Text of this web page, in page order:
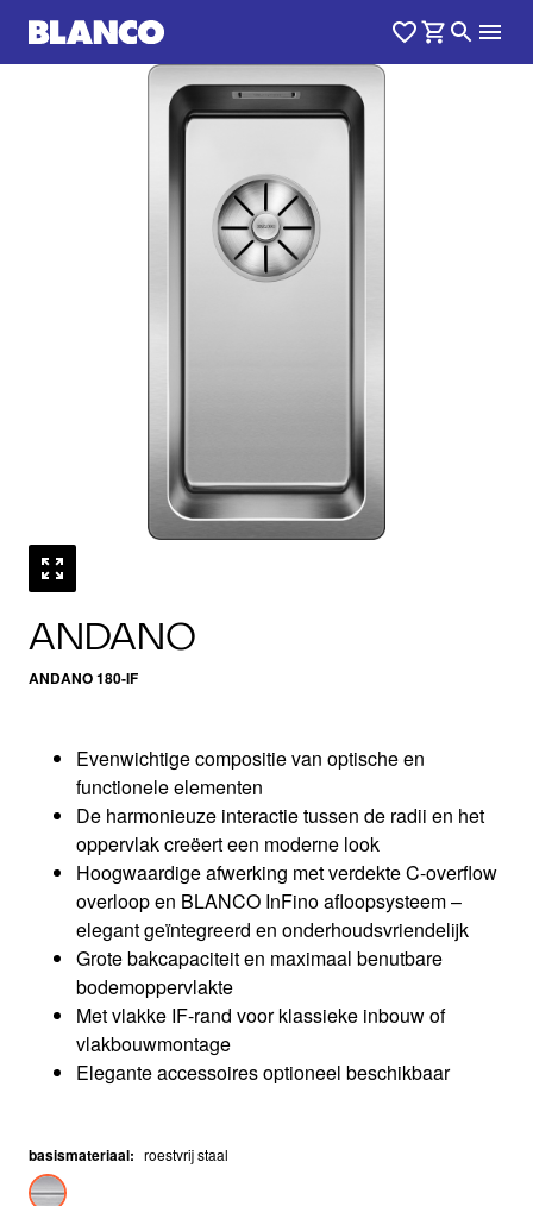
ANDANO
ANDANO 180-IF
/0
Evenwichtige compositie van optische en
functionele elementen
De harmonieuze interactie tussen de radii en het
oppervlak creëert een moderne look
Hoogwaardige afwerking met verdekte C-overflow
overloop en BLANCO InFino afloopsysteem –
elegant geïntegreerd en onderhoudsvriendelijk
Grote bakcapaciteit en maximaal benutbare
bodemoppervlakte
Met vlakke IF-rand voor klassieke inbouw of
vlakbouwmontage
Elegante accessoires optioneel beschikbaar
basismateriaal: roestvrij staal